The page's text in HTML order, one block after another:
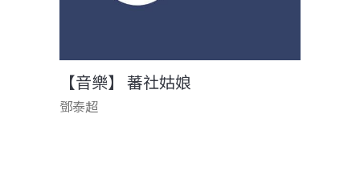
【音樂】 蕃社姑娘
鄧泰超